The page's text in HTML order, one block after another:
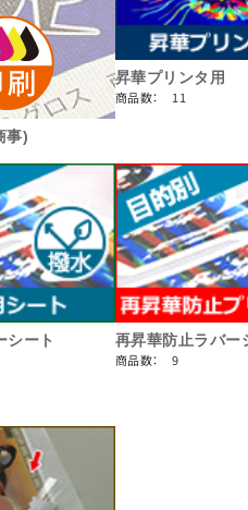
事)
昇華プリンタ用
商品数： 11
シート
再昇華防止ラバー
商品数： 9